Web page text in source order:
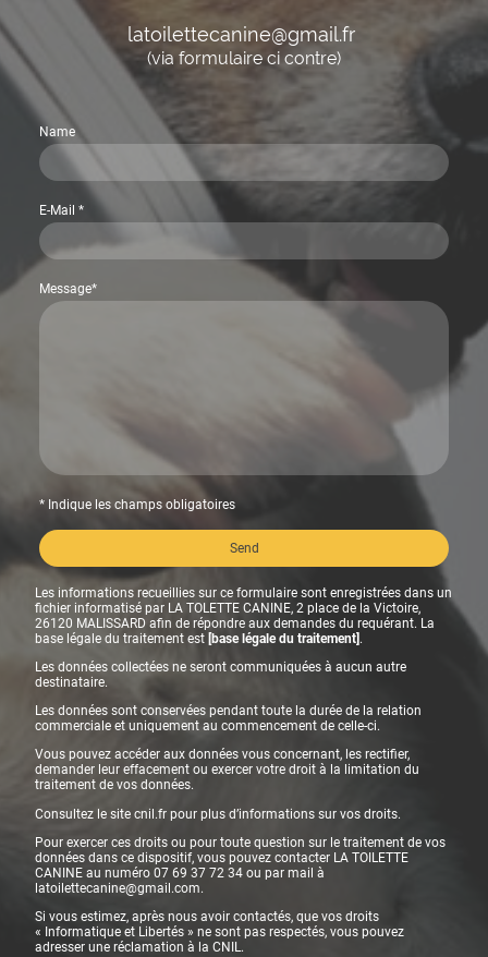
latoilettecanine@gmail.fr
(via formulaire ci contre)
Name
E-Mail *
Message*
* Indique les champs obligatoires
Send
Les informations recueillies sur ce formulaire sont enregistrées dans un
fichier informatisé par LA TOLETTE CANINE, 2 place de la Victoire,
26120 MALISSARD afin de répondre aux demandes du requérant. La
base légale du traitement est [base légale du traitement] .
Les données collectées ne seront communiquées à aucun autre
destinataire.
Les données sont conservées pendant toute la durée de la relation
commerciale et uniquement au commencement de celle-ci.
Vous pouvez accéder aux données vous concernant, les rectifier,
demander leur effacement ou exercer votre droit à la limitation du
traitement de vos données.
Consultez le site cnil.fr pour plus d’informations sur vos droits.
Pour exercer ces droits ou pour toute question sur le traitement de vos
données dans ce dispositif, vous pouvez contacter LA TOILETTE
CANINE au numéro 07 69 37 72 34 ou par mail à
latoilettecanine@gmail.com.
Si vous estimez, après nous avoir contactés, que vos droits
« Informatique et Libertés » ne sont pas respectés, vous pouvez
adresser une réclamation à la CNIL.